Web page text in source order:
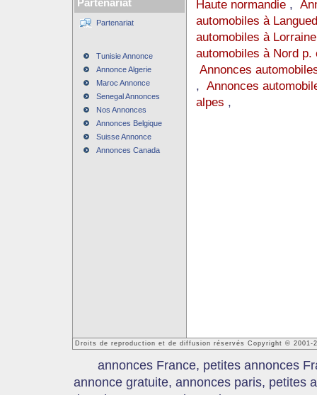
Partenariat
Partenariat
Tunisie Annonce
Annonce Algerie
Maroc Annonce
Senegal Annonces
Nos Annonces
Annonces Belgique
Suisse Annonce
Annonces Canada
Haute normandie,
automobiles à
automobiles à Lorraine
automobiles à Nord p.
Annonces
, Annonces
alpes ,
Droits de reproduction et de diffusion réservés Copyright © 2001-
annonces France, petites annonces
annonce gratuite, annonces paris, petites